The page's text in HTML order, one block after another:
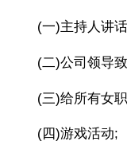
(一)主持人讲
(二)公司领导
(三)给所有女
(四)游戏活动;